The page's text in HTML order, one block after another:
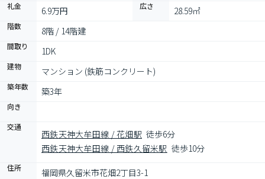
礼金 6.9万円 広さ 28.59㎡
階数 8階 / 14階建
間取り 1DK
建物 マンション (鉄筋コンクリート)
築年数 築3年
向き
交通
西鉄天神大牟田線 / 花畑駅 徒歩6分
西鉄天神大牟田線 / 西鉄久留米駅 徒歩10分
住所 福岡県久留米市花畑2丁目3-1